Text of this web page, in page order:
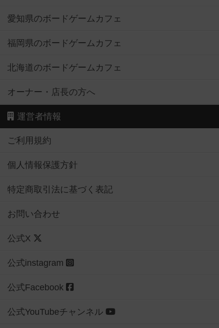
愛知県のボードゲームカフェ
福岡県のボードゲームカフェ
北海道のボードゲームカフェ
オーナー・店長の方へ
運営者情報
ご利用規約
個人情報保護方針
特定商取引法に基づく表記
お問い合わせ
公式X
公式instagram
公式Facebook
公式YouTubeチャンネル